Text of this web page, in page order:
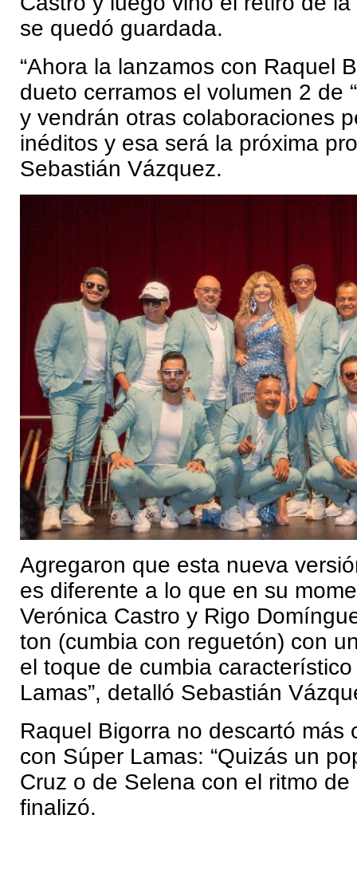
se quedó guardada.
“Ahora la lanzamos con Raquel
dueto cerramos el volumen 2 de
y vendrán otras colaboraciones
inéditos y esa será la próxima
Sebastián Vázquez.
Agregaron que esta nueva
es diferente a lo que en su
Verónica Castro y Rigo
ton (cumbia con reguetón) con
el toque de cumbia
Lamas”, detalló Sebastián
Raquel Bigorra no descartó más
con Súper Lamas: “Quizás un
Cruz o de Selena con el ritmo de
finalizó.